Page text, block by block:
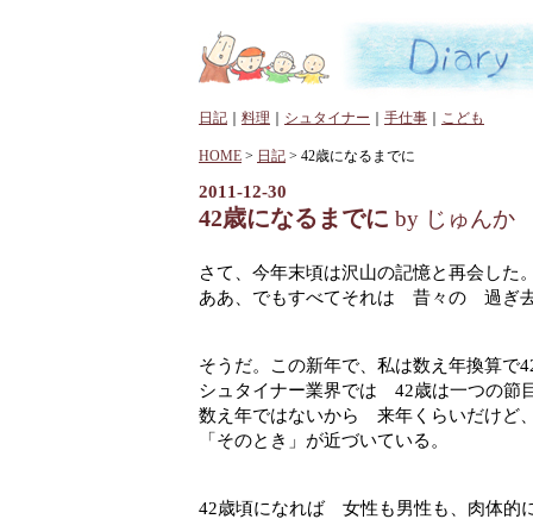
日記 料理 シュタイナー 手仕事 こども
HOME > 日記 > 42歳になるまでに
2011-12-30
42歳になるまでに by じゅんか
さて、今年末頃は沢山の記憶と再会した
ああ、でもすべてそれは 昔々の 過ぎ
そうだ。この新年で、私は数え年換算で
シュタイナー業界では 42歳は一つの節
数え年ではないから 来年くらいだけど
「そのとき」が近づいている。
42歳頃になれば 女性も男性も、肉体的